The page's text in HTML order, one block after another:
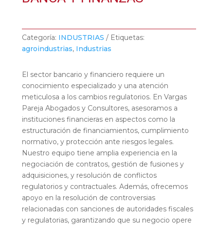
Categoría: INDUSTRIAS
Etiquetas:
agroindustrias, Industrias
El sector bancario y financiero requiere un
conocimiento especializado y una atención
meticulosa a los cambios regulatorios. En Vargas
Pareja Abogados y Consultores, asesoramos a
instituciones financieras en aspectos como la
estructuración de financiamientos, cumplimiento
normativo, y protección ante riesgos legales.
Nuestro equipo tiene amplia experiencia en la
negociación de contratos, gestión de fusiones y
adquisiciones, y resolución de conflictos
regulatorios y contractuales. Además, ofrecemos
apoyo en la resolución de controversias
relacionadas con sanciones de autoridades fiscales
y regulatorias, garantizando que su negocio opere